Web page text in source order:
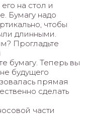
на стол и
Бумагу надо
чтобы
длинными.
Прогладьте
бумагу. Теперь вы
будущего
прямая
сделать
части